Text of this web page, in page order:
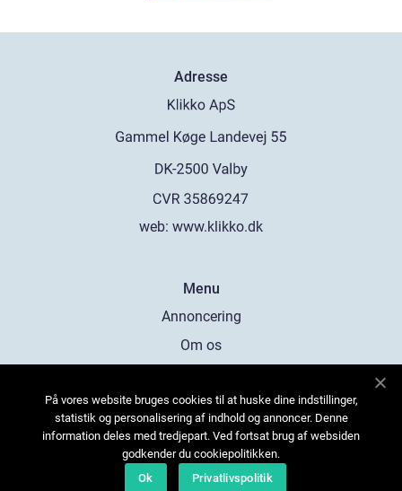
Adresse
web: www.klikko.dk
Menu
Annoncering
Om os
Kontakt os
Sitemap
På vores website bruges cookies til at huske dine indstillinger,
statistik og personalisering af indhold og annoncer. Denne
information deles med tredjepart. Ved fortsat brug af websiden
godkender du cookiepolitikken.
Ok
Privatlivspolitik